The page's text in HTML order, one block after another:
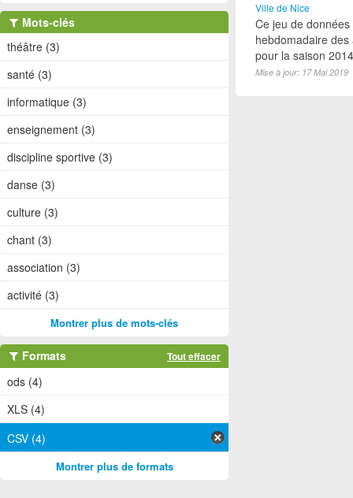
Ville de Nice
Ce jeu de
hebdomadaire
pour la saison
Mise à jour: 17 Mai 2019
Mots-clés
théâtre (3)
santé (3)
informatique (3)
enseignement (3)
discipline sportive (3)
danse (3)
culture (3)
chant (3)
association (3)
activité (3)
Montrer plus de mots-clés
Formats Tout effacer
ods (4)
XLS (4)
CSV (4)
Montrer plus de formats